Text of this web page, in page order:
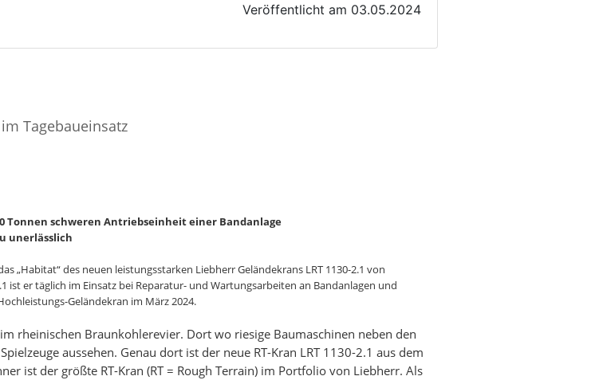
Veröffentlicht am 03.05.2024
Tagebaueinsatz
Tonnen schweren Antriebseinheit einer Bandanlage
unerlässlich
„Habitat“ des neuen leistungsstarken Liebherr Geländekrans LRT 1130-2.1 von
ist er täglich im Einsatz bei Reparatur- und Wartungsarbeiten an Bandanlagen und
Geländekran im März 2024.
rheinischen Braunkohlerevier. Dort wo riesige Baumaschinen neben den
aussehen. Genau dort ist der neue RT-Kran LRT 1130-2.1 aus dem
ist der größte RT-Kran (RT = Rough Terrain) im Portfolio von Liebherr. Als